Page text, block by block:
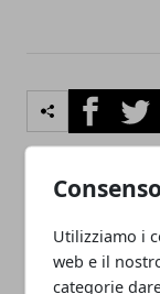
Utilizziamo i
web e il
categorie
Facebook
(aumento dei